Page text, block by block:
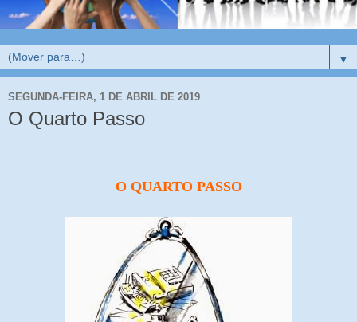
▼
SEGUNDA-FEIRA, 1 DE ABRIL DE 2019
O Quarto Passo
O QUARTO PASSO